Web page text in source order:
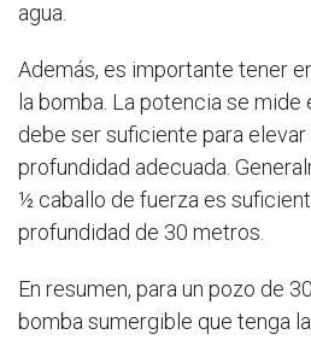
agua.
Además, es importante tener
la bomba. La potencia se
debe ser suficiente para elevar
profundidad adecuada.
½ caballo de fuerza es
profundidad de 30 metros.
En resumen, para un pozo de
bomba sumergible que tenga